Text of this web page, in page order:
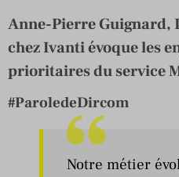
Anne-Pierre Guignard,
chez Ivanti évoque les
prioritaires du service
#ParoledeDircom
Notre métier